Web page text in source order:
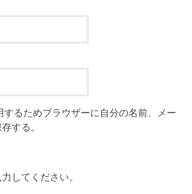
するためブラウザーに自分の名前、メー
する。
してください。